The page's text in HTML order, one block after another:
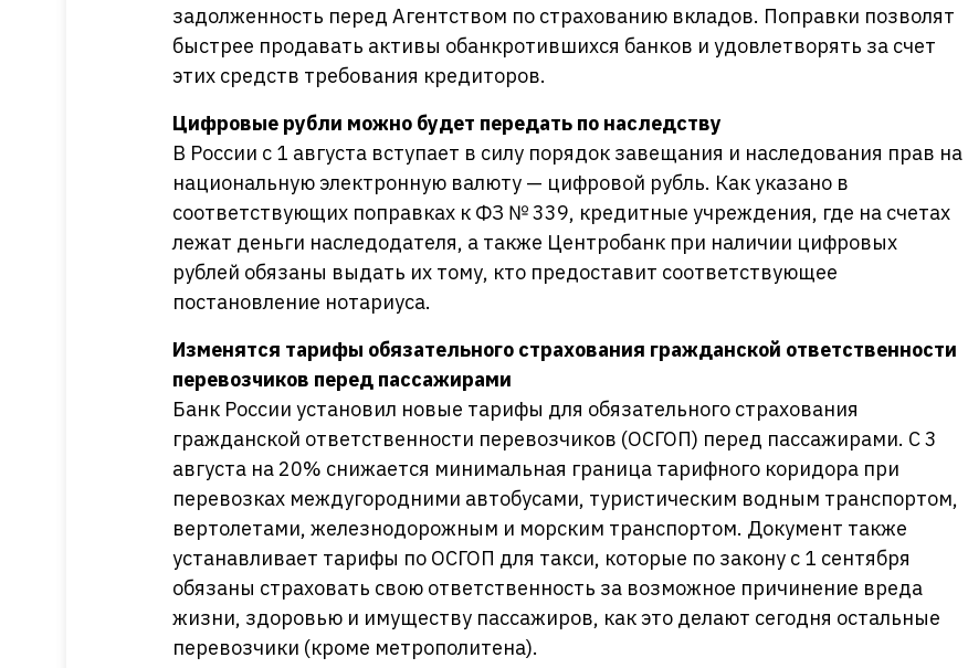
задолженность перед Агентством по страхованию вкладов. Поправки позволят
быстрее продавать активы обанкротившихся банков и удовлетворять за счет
этих средств требования кредиторов.
Цифровые рубли можно будет передать по наследству
В России с 1 августа вступает в силу порядок завещания и наследования прав на
национальную электронную валюту — цифровой рубль. Как указано в
соответствующих поправках к ФЗ № 339, кредитные учреждения, где на счетах
лежат деньги наследодателя, а также Центробанк при наличии цифровых
рублей обязаны выдать их тому, кто предоставит соответствующее
постановление нотариуса.
Изменятся тарифы обязательного страхования гражданской ответственности
перевозчиков перед пассажирами
Банк России установил новые тарифы для обязательного страхования
гражданской ответственности перевозчиков (ОСГОП) перед пассажирами. С 3
августа на 20% снижается минимальная граница тарифного коридора при
перевозках междугородними автобусами, туристическим водным транспортом,
вертолетами, железнодорожным и морским транспортом. Документ также
устанавливает тарифы по ОСГОП для такси, которые по закону с 1 сентября
обязаны страховать свою ответственность за возможное причинение вреда
жизни, здоровью и имуществу пассажиров, как это делают сегодня остальные
перевозчики (кроме метрополитена).